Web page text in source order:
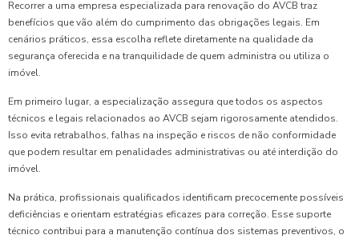
Recorrer a uma empresa especializada para renovação do AVCB traz
benefícios que vão além do cumprimento das obrigações legais. Em
cenários práticos, essa escolha reflete diretamente na qualidade da
segurança oferecida e na tranquilidade de quem administra ou utiliza o
imóvel.
Em primeiro lugar, a especialização assegura que todos os aspectos
técnicos e legais relacionados ao AVCB sejam rigorosamente atendidos.
Isso evita retrabalhos, falhas na inspeção e riscos de não conformidade
que podem resultar em penalidades administrativas ou até interdição do
imóvel.
Na prática, profissionais qualificados identificam precocemente possíveis
deficiências e orientam estratégias eficazes para correção. Esse suporte
técnico contribui para a manutenção contínua dos sistemas preventivos, o